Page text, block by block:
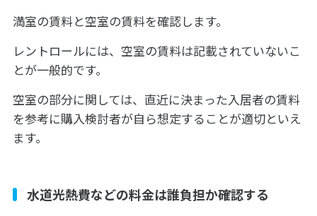
満室の賃料と空室の賃料を確認します。
レントロールには、空室の賃料は記載されていないこ
とが一般的です。
空室の部分に関しては、直近に決まった入居者の賃料
を参考に購入検討者が自ら想定することが適切といえ
ます。
水道光熱費などの料金は誰負担か確認する